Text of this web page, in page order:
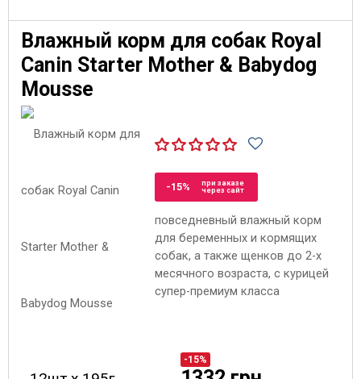
Влажный корм для собак Royal
Canin Starter Mother & Babydog
Mousse
-15%
при заказе
через сайт
повседневный влажный корм
для беременных и кормящих
собак, а также щенков до 2-х
месячного возраста, с курицей
супер-премиум класса
-15%